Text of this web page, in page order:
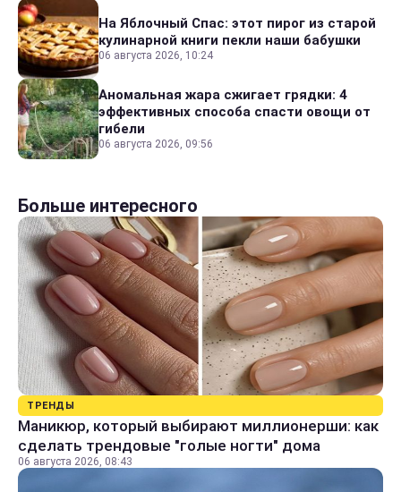
На Яблочный Спас: этот пирог из старой
кулинарной книги пекли наши бабушки
06 августа 2026, 10:24
Аномальная жара сжигает грядки: 4
эффективных способа спасти овощи от
гибели
06 августа 2026, 09:56
Больше интересного
ТРЕНДЫ
Маникюр, который выбирают миллионерши: как
сделать трендовые "голые ногти" дома
06 августа 2026, 08:43